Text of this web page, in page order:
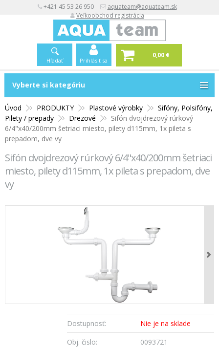
+421 45 53 26 950
aquateam@aquateam.sk
Veľkoobchod registrácia
Hľadať Prihlásiť sa
0,00 €
Vyberte si kategóriu
Úvod PRODUKTY Plastové výrobky
Sifóny, Polsifóny,
Pilety / prepady
Drezové
Sifón dvojdrezový rúrkový
6/4"x40/200mm šetriaci miesto, pilety d115mm, 1x pileta s
prepadom, dve vy
Sifón dvojdrezový rúrkový 6/4"x40/200mm šetriaci
miesto, pilety d115mm, 1x pileta s prepadom, dve
vy
Dostupnosť:
Nie je na sklade
Obj. čislo:
0093721
Vyberte si kategóriu